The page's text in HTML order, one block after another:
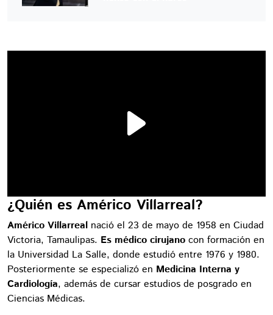
¿Quién es Américo Villarreal?
Américo Villarreal nació el 23 de mayo de 1958 en Ciudad
Victoria, Tamaulipas. Es médico cirujano con formación en
la Universidad La Salle, donde estudió entre 1976 y 1980.
Posteriormente se especializó en Medicina Interna y
Cardiología, además de cursar estudios de posgrado en
Ciencias Médicas.